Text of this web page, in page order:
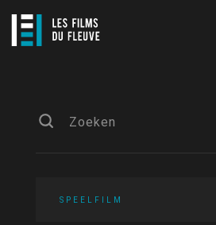
SPEELFILM